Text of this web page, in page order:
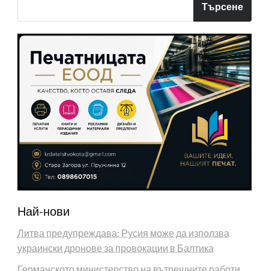
Търсене
Най-нови
Литва предупреждава: Русия може да използва
украински дронове за провокации в Балтика
Германското министерство на вътрешните работи